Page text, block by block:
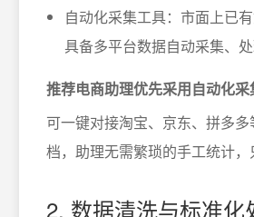
自动化采集工具：市面上已
具备多平台数据自动采集、
推荐电商助理优先采用自动化采
可一键对接淘宝、京东、拼多
档，助理无需繁琐的手工统计，
2. 数据清洗与标准化